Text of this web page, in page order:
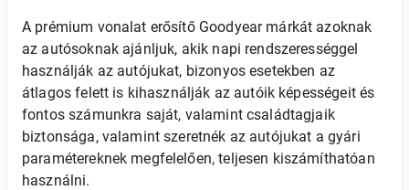
A prémium vonalat erősítő Goodyear márkát azoknak
az autósoknak ajánljuk, akik napi rendszerességgel
használják az autójukat, bizonyos esetekben az
átlagos felett is kihasználják az autóik képességeit és
fontos számunkra saját, valamint családtagjaik
biztonsága, valamint szeretnék az autójukat a gyári
paramétereknek megfelelően, teljesen kiszámíthatóan
használni.